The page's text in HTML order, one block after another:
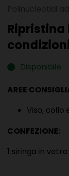
Ripristina
Disponibile
AREE
Viso, collo
CONFEZIONE:
1 siringa in